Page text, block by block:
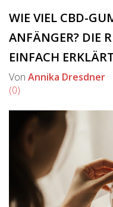
WIE VIEL CBD-
ANFÄNGER? DIE
EINFACH
Von Annika Dresdner
(0)